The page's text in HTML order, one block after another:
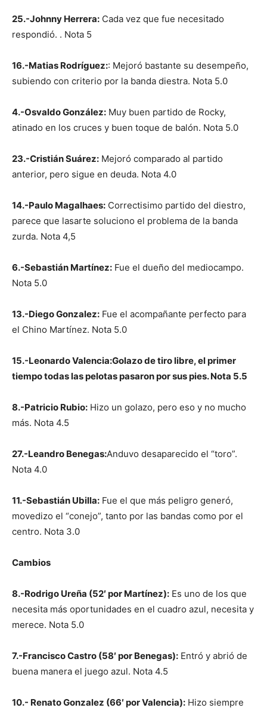
25.-Johnny Herrera: Cada vez que fue necesitado
respondió. . Nota 5
16.-Matias Rodríguez:: Mejoró bastante su desempeño,
subiendo con criterio por la banda diestra. Nota 5.0
4.-Osvaldo González: Muy buen partido de Rocky,
atinado en los cruces y buen toque de balón. Nota 5.0
23.-Cristián Suárez: Mejoró comparado al partido
anterior, pero sigue en deuda. Nota 4.0
14.-Paulo Magalhaes: Correctisimo partido del diestro,
parece que lasarte soluciono el problema de la banda
zurda. Nota 4,5
6.-Sebastián Martínez: Fue el dueño del mediocampo.
Nota 5.0
13.-Diego Gonzalez: Fue el acompañante perfecto para
el Chino Martínez. Nota 5.0
15.-Leonardo Valencia:Golazo de tiro libre, el primer
tiempo todas las pelotas pasaron por sus pies. Nota 5.5
8.-Patricio Rubio: Hizo un golazo, pero eso y no mucho
más. Nota 4.5
27.-Leandro Benegas:Anduvo desaparecido el “toro”.
Nota 4.0
11.-Sebastián Ubilla: Fue el que más peligro generó,
movedizo el “conejo”, tanto por las bandas como por el
centro. Nota 3.0
Cambios
8.-Rodrigo Ureña (52′ por Martínez): Es uno de los que
necesita más oportunidades en el cuadro azul, necesita y
merece. Nota 5.0
7.-Francisco Castro (58′ por Benegas): Entró y abrió de
buena manera el juego azul. Nota 4.5
10.- Renato Gonzalez (66′ por Valencia): Hizo siempre